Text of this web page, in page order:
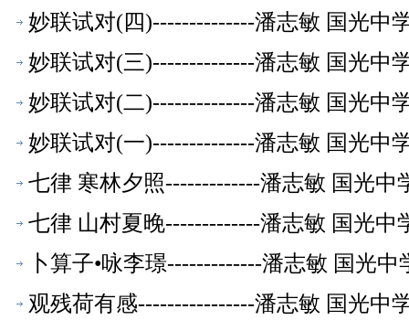
妙联试对(四)--------------潘志敏 国光中
妙联试对(三)--------------潘志敏 国光中
妙联试对(二)--------------潘志敏 国光中
妙联试对(一)--------------潘志敏 国光中
七律 寒林夕照-------------潘志敏 国光中
七律 山村夏晚-------------潘志敏 国光中
卜算子•咏李璟-------------潘志敏 国光
观残荷有感----------------潘志敏 国光中